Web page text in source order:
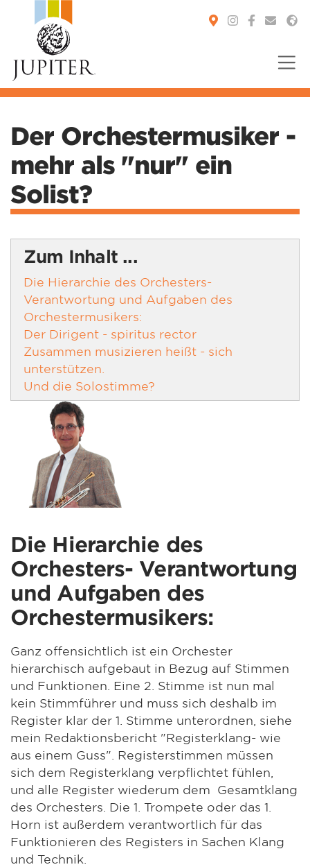
Der Orchestermusiker -
mehr als "nur" ein
Solist?
Zum Inhalt ...
Die Hierarchie des Orchesters-
Verantwortung und Aufgaben des
Orchestermusikers:
Der Dirigent - spiritus rector
Zusammen musizieren heißt - sich
unterstützen.
Und die Solostimme?
Die Hierarchie des
Orchesters- Verantwortung
und Aufgaben des
Orchestermusikers:
Ganz offensichtlich ist ein Orchester
hierarchisch aufgebaut in Bezug auf Stimmen
und Funktionen. Eine 2. Stimme ist nun mal
kein Stimmführer und muss sich deshalb im
Register klar der 1. Stimme unterordnen, siehe
mein Redaktionsbericht "Registerklang- wie
aus einem Guss". Registerstimmen müssen
sich dem Registerklang verpflichtet fühlen,
und alle Register wiederum dem Gesamtklang
des Orchesters. Die 1. Trompete oder das 1.
Horn ist außerdem verantwortlich für das
Funktionieren des Registers in Sachen Klang
und Technik.